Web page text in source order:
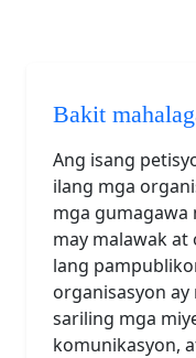
Bakit
Ang isang
ilang mga
mga gumagawa
may malawak
lang
organisasyon
sariling mga
komunikasyon,